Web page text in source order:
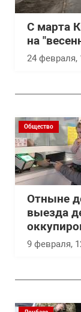
С марта
на
24 февраля,
Общество
Отныне
выезда
9 февраля,